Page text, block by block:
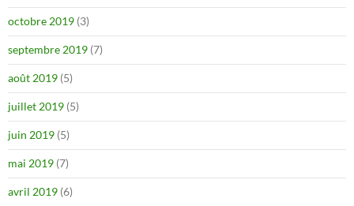
octobre 2019 (3)
septembre 2019 (7)
août 2019 (5)
juillet 2019 (5)
juin 2019 (5)
mai 2019 (7)
avril 2019 (6)